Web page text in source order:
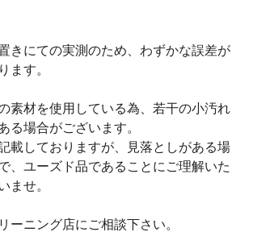
きにての実測のため、わずかな誤差が
ます。
素材を使用している為、若干の小汚れ
る場合がございます。
載しておりますが、見落としがある場
、ユーズド品であることにご理解いた
ませ。
ーニング店にご相談下さい。